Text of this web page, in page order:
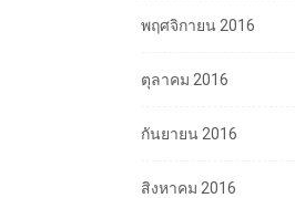
พฤศจิกายน 2016
ตุลาคม 2016
กันยายน 2016
สิงหาคม 2016